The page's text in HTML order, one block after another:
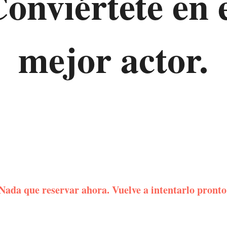
mejor actor.
que reservar ahora. Vuelve a intentarlo